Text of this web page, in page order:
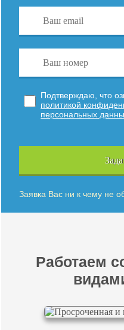
Подтверждаю, что
политикой
персональных
Заявка Вас ни к чему не
Работаем